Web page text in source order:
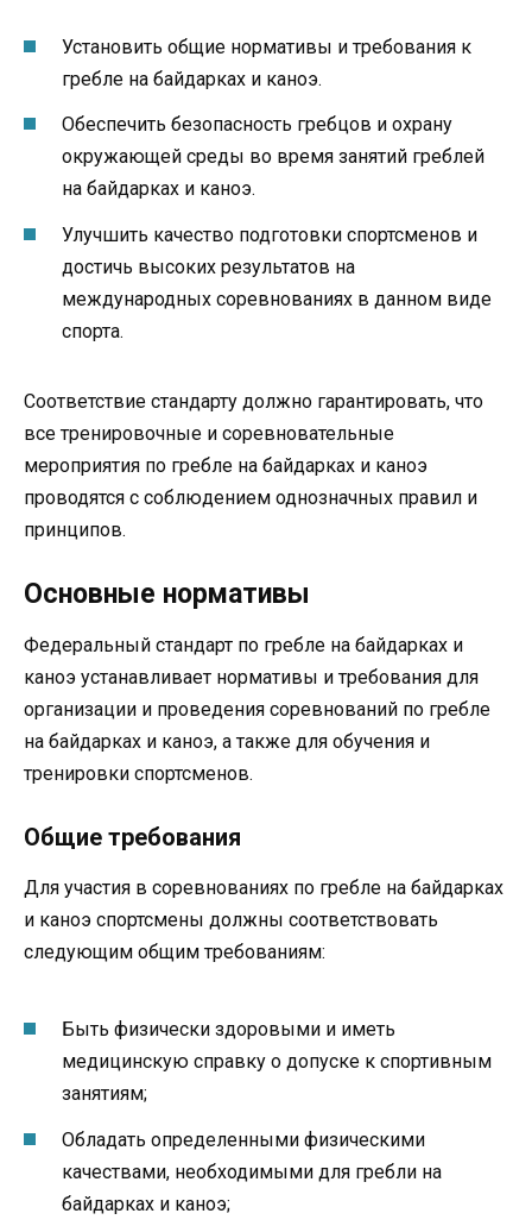
Установить общие нормативы и требования к
гребле на байдарках и каноэ.
Обеспечить безопасность гребцов и охрану
окружающей среды во время занятий греблей
на байдарках и каноэ.
Улучшить качество подготовки спортсменов и
достичь высоких результатов на
международных соревнованиях в данном виде
спорта.
Соответствие стандарту должно гарантировать, что
все тренировочные и соревновательные
мероприятия по гребле на байдарках и каноэ
проводятся с соблюдением однозначных правил и
принципов.
Основные нормативы
Федеральный стандарт по гребле на байдарках и
каноэ устанавливает нормативы и требования для
организации и проведения соревнований по гребле
на байдарках и каноэ, а также для обучения и
тренировки спортсменов.
Общие требования
Для участия в соревнованиях по гребле на байдарках
и каноэ спортсмены должны соответствовать
следующим общим требованиям:
Быть физически здоровыми и иметь
медицинскую справку о допуске к спортивным
занятиям;
Обладать определенными физическими
качествами, необходимыми для гребли на
байдарках и каноэ;